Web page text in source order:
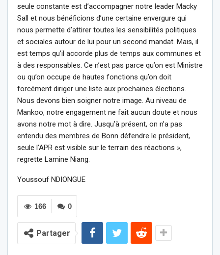
seule constante est d’accompagner notre leader Macky
Sall et nous bénéficions d’une certaine envergure qui
nous permette d’attirer toutes les sensibilités politiques
et sociales autour de lui pour un second mandat. Mais, il
est temps qu’il accorde plus de temps aux communes et
à des responsables. Ce n’est pas parce qu’on est Ministre
ou qu’on occupe de hautes fonctions qu’on doit
forcément diriger une liste aux prochaines élections.
Nous devons bien soigner notre image. Au niveau de
Mankoo, notre engagement ne fait aucun doute et nous
avons notre mot à dire. Jusqu’à présent, on n’a pas
entendu des membres de Bonn défendre le président,
seule l’APR est visible sur le terrain des réactions »,
regrette Lamine Niang.
Youssouf NDIONGUE
0
166
Partager